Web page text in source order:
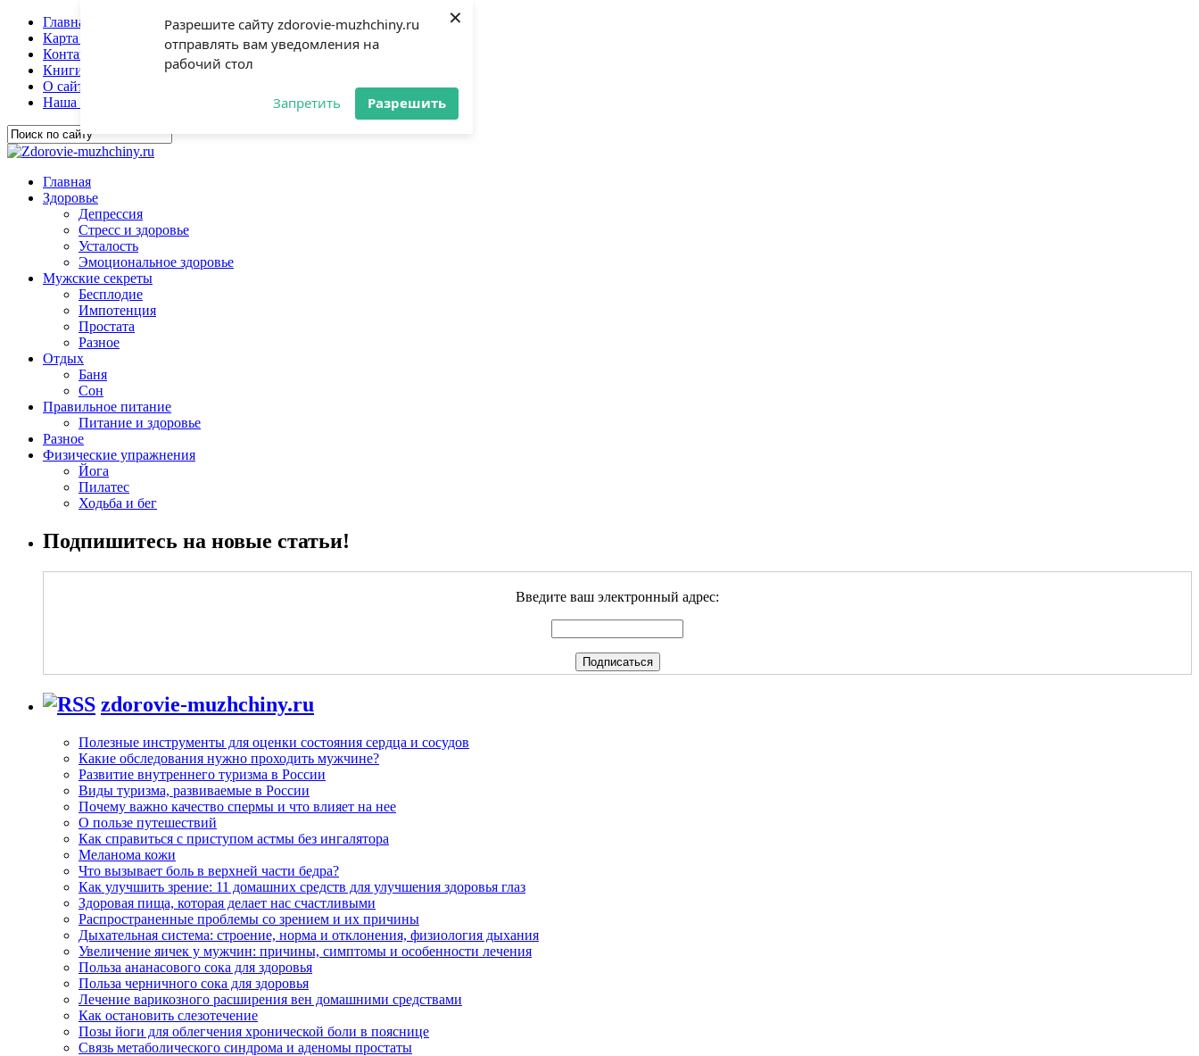
Разрешите сайту zdorovie-muzhchiny.ru
отправлять вам уведомления на
рабочий стол
Запретить Разрешить
×
Главная
Карта сайта
Контакты
Книги
О сайте
Наша гостиная
Главная
Здоровье
Депрессия
Стресс и здоровье
Усталость
Эмоциональное здоровье
Мужские секреты
Бесплодие
Импотенция
Простата
Разное
Отдых
Баня
Сон
Правильное питание
Питание и здоровье
Разное
Физические упражнения
Йога
Пилатес
Ходьба и бег
Подпишитесь на новые статьи!
Введите ваш электронный адрес:
zdorovie-muzhchiny.ru
Полезные инструменты для оценки состояния сердца и сосудов
Какие обследования нужно проходить мужчине?
Развитие внутреннего туризма в России
Виды туризма, развиваемые в России
Почему важно качество спермы и что влияет на нее
О пользе путешествий
Как справиться с приступом астмы без ингалятора
Меланома кожи
Что вызывает боль в верхней части бедра?
Как улучшить зрение: 11 домашних средств для улучшения здоровья глаз
Здоровая пища, которая делает нас счастливыми
Распространенные проблемы со зрением и их причины
Дыхательная система: строение, норма и отклонения, физиология дыхания
Увеличение яичек у мужчин: причины, симптомы и особенности лечения
Польза ананасового сока для здоровья
Польза черничного сока для здоровья
Лечение варикозного расширения вен домашними средствами
Как остановить слезотечение
Позы йоги для облегчения хронической боли в пояснице
Связь метаболического синдрома и аденомы простаты